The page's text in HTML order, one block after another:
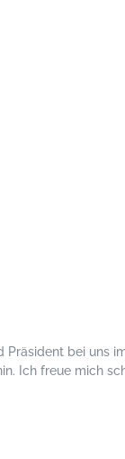
bei uns
Ich freue mich